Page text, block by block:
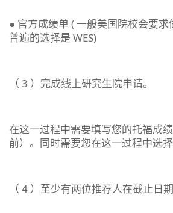
● 官方成绩单 ( 一般美国院校会要
普遍的选择是 WES)
（ 3 ）完成线上研究生院申请。
在这一过程中需要填写您的托福成
前）。同时需要您在这一过程中选择
（ 4 ）至少有两位推荐人在截止日